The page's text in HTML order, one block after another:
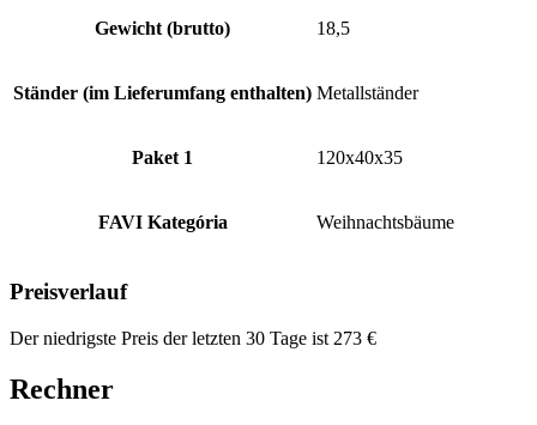
Gewicht (brutto) 18,5
Ständer (im Lieferumfang enthalten) Metallständer
Paket 1 120x40x35
FAVI Kategória Weihnachtsbäume
Preisverlauf
Der niedrigste Preis der letzten 30 Tage ist 273 €
Rechner